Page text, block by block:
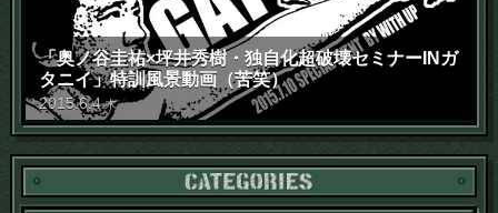
「奥ノ谷圭祐×坪井秀樹・独自化超破壊セミナーINガ
タニイ」特訓風景動画（苦笑）
2015.6.4 木